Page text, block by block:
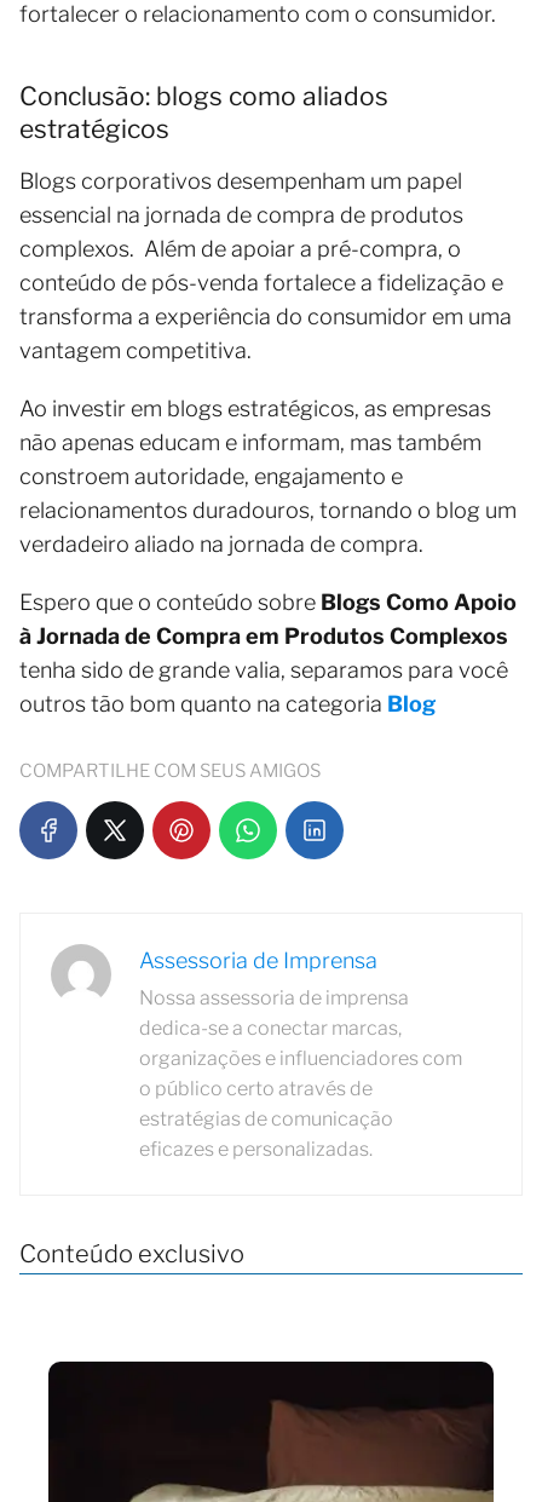
fortalecer o relacionamento com o consumidor.
Conclusão: blogs como aliados
estratégicos
Blogs corporativos desempenham um papel
essencial na jornada de compra de produtos
complexos. Além de apoiar a pré-compra, o
conteúdo de pós-venda fortalece a fidelização e
transforma a experiência do consumidor em uma
vantagem competitiva.
Ao investir em blogs estratégicos, as empresas
não apenas educam e informam, mas também
constroem autoridade, engajamento e
relacionamentos duradouros, tornando o blog um
verdadeiro aliado na jornada de compra.
Espero que o conteúdo sobre Blogs Como Apoio
à Jornada de Compra em Produtos Complexos
tenha sido de grande valia, separamos para você
outros tão bom quanto na categoria Blog
COMPARTILHE COM SEUS AMIGOS
Assessoria de Imprensa
Nossa assessoria de imprensa
dedica-se a conectar marcas,
organizações e influenciadores com
o público certo através de
estratégias de comunicação
eficazes e personalizadas.
Conteúdo exclusivo